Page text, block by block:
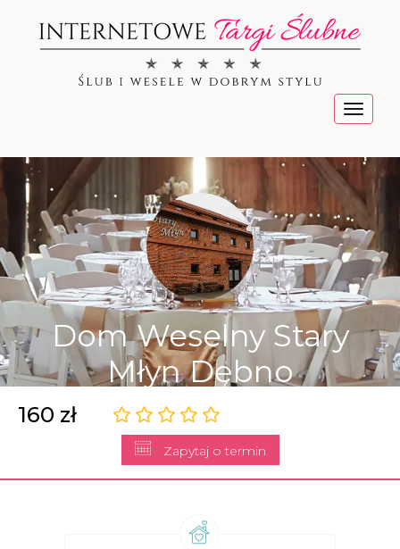
Menu
Dom Weselny Stary
Młyn Dębno
160 zł
Zapytaj o termin